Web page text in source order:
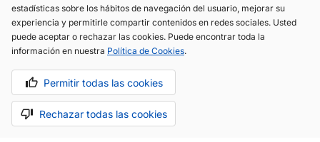
estadísticas sobre los hábitos de navegación del usuario, mejorar su
experiencia y permitirle compartir contenidos en redes sociales. Usted
puede aceptar o rechazar las cookies. Puede encontrar toda la
información en nuestra Política de Cookies.
Permitir todas las cookies
Rechazar todas las cookies
estadísticas sobre los hábitos de navegación del usuario, mejorar su
experiencia y permitirle compartir contenidos en redes sociales. Usted
puede aceptar o rechazar las cookies. Puede encontrar toda la
información en nuestra Política de Cookies.
Permitir todas las cookies
Rechazar todas las cookies
info@motoreto.com
Aviso legal Política de cookies